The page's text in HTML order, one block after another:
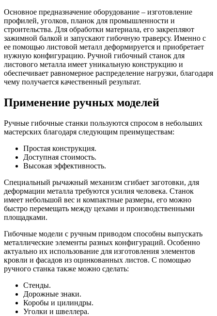
Основное предназначение оборудование – изготовление
профилей, уголков, планок для промышленности и
строительства. Для обработки материала, его закрепляют
зажимной балкой и запускают гибочную траверсу. Именно с
ее помощью листовой металл деформируется и приобретает
нужную конфигурацию. Ручной гибочный станок для
листового металла имеет уникальную конструкцию и
обеспечивает равномерное распределение нагрузки, благодаря
чему получается качественный результат.
Применение ручных моделей
Ручные гибочные станки пользуются спросом в небольших
мастерских благодаря следующим преимуществам:
Простая конструкция.
Доступная стоимость.
Высокая эффективность.
Специальный рычажный механизм сгибает заготовки, для
деформации металла требуются усилия человека. Станок
имеет небольшой вес и компактные размеры, его можно
быстро перемещать между цехами и производственными
площадками.
Гибочные модели с ручным приводом способны выпускать
металлические элементы разных конфигураций. Особенно
актуально их использование для изготовления элементов
кровли и фасадов из оцинкованных листов. С помощью
ручного станка также можно сделать:
Стенды.
Дорожные знаки.
Коробы и цилиндры.
Уголки и швеллера.